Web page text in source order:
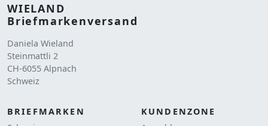
WIELAND
Briefmarkenversand
Daniela Wieland
Steinmattli 2
CH-6055 Alpnach
Schweiz
BRIEFMARKEN
KUNDENZONE